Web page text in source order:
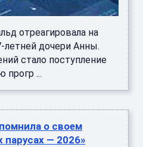
отреагировала на
летней дочери Анны.
стало поступление
прогр ...
о своем
— 2026»